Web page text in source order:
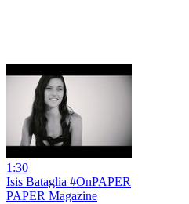
1:30
Isis Bataglia #OnPAPER
PAPER Magazine